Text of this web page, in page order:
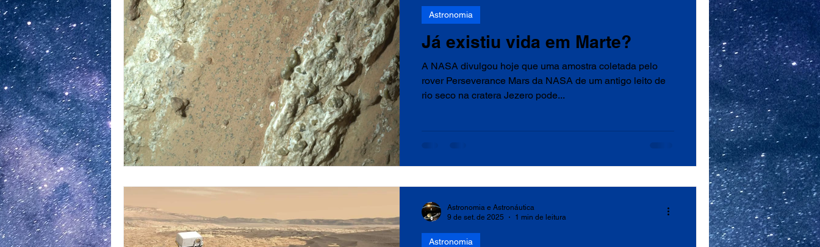
Já existiu vida em Marte?
A NASA divulgou hoje que uma amostra coletada pelo
rover Perseverance Mars da NASA de um antigo leito de
rio seco na cratera Jezero pode...
Astronomia
Astronomia
Astronomia e Astronáutica
9 de set. de 2025
1 min de leitura